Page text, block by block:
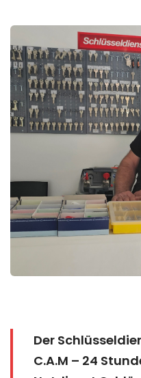
Der
C.A.M – 24